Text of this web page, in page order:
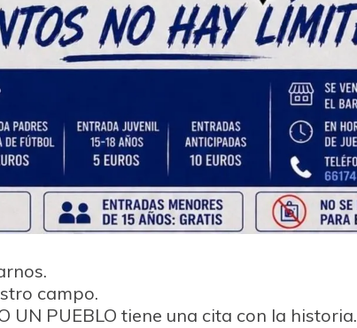
campo.
UN PUEBLO tiene una cita con la historia.